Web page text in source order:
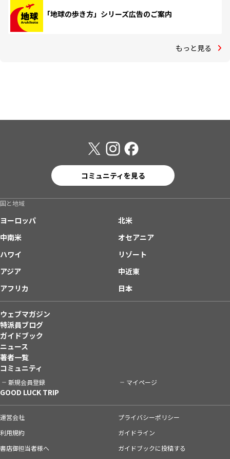
「地球の歩き方」シリーズ広告のご案内
もっと見る
コミュニティを見る
国と地域
ヨーロッパ
北米
中南米
オセアニア
ハワイ
リゾート
アジア
中近東
アフリカ
日本
ウェブマガジン
特派員ブログ
ガイドブック
ニュース
著者一覧
コミュニティ
新規会員登録 マイページ
GOOD LUCK TRIP
運営会社
プライバシーポリシー
利用規約
ガイドライン
書店御担当者様へ
ガイドブックに投稿する